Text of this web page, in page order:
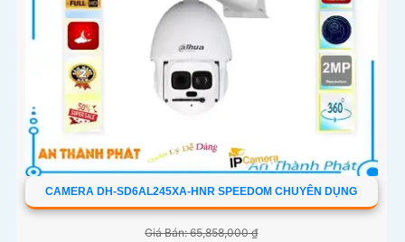
CAMERA DH-SD6AL245XA-HNR SPEEDOM CHUYÊN DỤNG
Giá Bán: 65,858,000 ₫